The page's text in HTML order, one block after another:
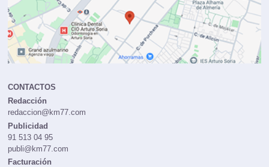
CONTACTOS
Redacción
redaccion@km77.com
Publicidad
91 513 04 95
publi@km77.com
Facturación